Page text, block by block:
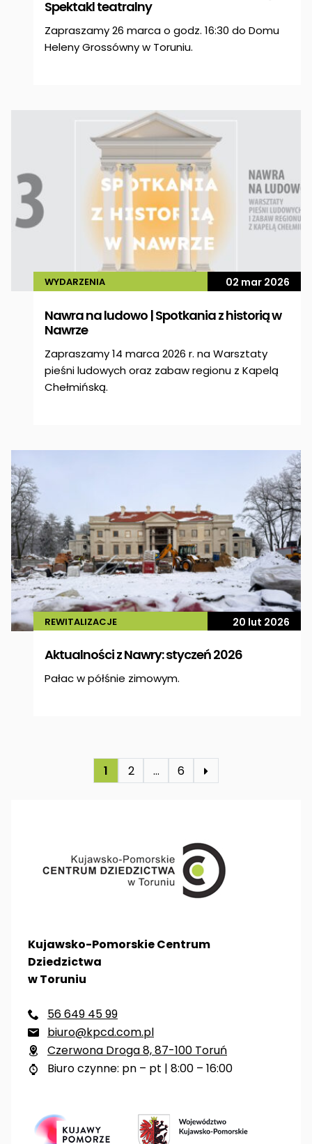
Spektakl teatralny
Zapraszamy 26 marca o godz. 16:30 do Domu
Heleny Grossówny w Toruniu.
WYDARZENIA 02 mar 2026
Nawra na ludowo | Spotkania z historią w
Nawrze
Zapraszamy 14 marca 2026 r. na Warsztaty
pieśni ludowych oraz zabaw regionu z Kapelą
Chełmińską.
REWITALIZACJE 20 lut 2026
Aktualności z Nawry: styczeń 2026
Pałac w półśnie zimowym.
1 2 … 6
Kujawsko-Pomorskie Centrum
Dziedzictwa
w Toruniu
 56 649 45 99
 biuro@kpcd.com.pl
 Czerwona Droga 8, 87-100 Toruń
 Biuro czynne: pn – pt | 8:00 – 16:00